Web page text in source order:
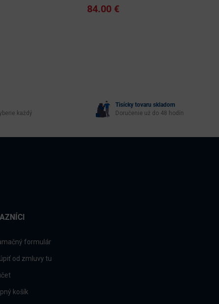
84.00 €
každý
Tisícky tovaru skladom
Doručenie už do 48 hodín
formulár
od zmluvy tu
košík